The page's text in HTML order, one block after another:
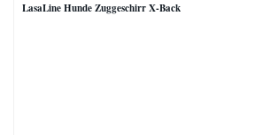
LasaLine Hunde Zuggeschirr X-Back